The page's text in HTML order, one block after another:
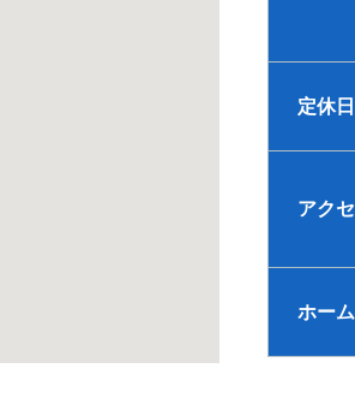
定休日
アク
ホー